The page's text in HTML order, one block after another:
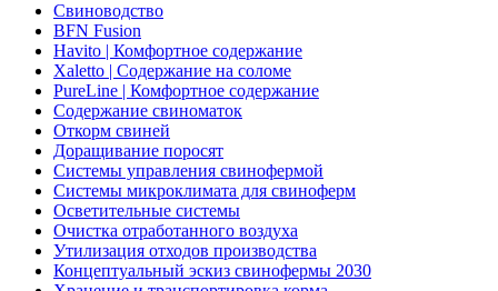
Свиноводство
BFN Fusion
Havito | Комфортное содержание
Xaletto | Содержание на соломе
PureLine | Комфортное содержание
Содержание свиноматок
Откорм свиней
Доращивание поросят
Системы управления свинофермой
Системы микроклимата для свиноферм
Осветительные системы
Очистка отработанного воздуха
Утилизация отходов производства
Концептуальный эскиз свинофермы 2030